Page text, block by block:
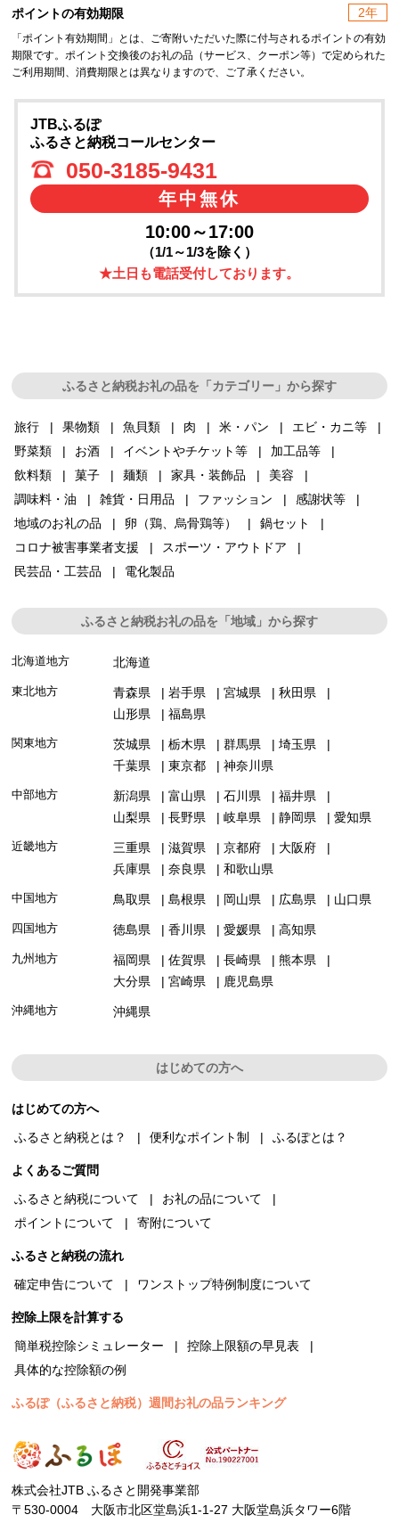
ポイントの有効期限 2年
「ポイント有効期間」とは、ご寄附いただいた際に付与されるポイントの有効
期限です。ポイント交換後のお礼の品（サービス、クーポン等）で定められた
ご利用期間、消費期限とは異なりますので、ご了承ください。
JTBふるぽ
ふるさと納税コールセンター
050-3185-9431
年中無休
10:00～17:00
（1/1～1/3を除く）
★土日も電話受付しております。
ふるさと納税お礼の品を「カテゴリー」から探す
旅行 果物類 魚貝類 肉 米・パン
エビ・カニ等
野菜類
お酒 イベントやチケット等
加工品等
飲料類
菓子 麺類 家具・装飾品
美容
調味料・油
雑貨・日用品 ファッション
感謝状等
地域のお礼の品
卵（鶏、烏骨鶏等）
鍋セット
コロナ被害事業者支援
スポーツ・アウトドア
民芸品・工芸品
電化製品
ふるさと納税お礼の品を「地域」から探す
北海道地方 北海道
東北地方 青森県 岩手県 宮城県
秋田県
山形県
福島県
関東地方 茨城県 栃木県 群馬県
埼玉県
千葉県
東京都 神奈川県
中部地方 新潟県 富山県 石川県
福井県
山梨県
長野県 岐阜県 静岡県 愛知県
近畿地方 三重県 滋賀県 京都府
大阪府
兵庫県
奈良県 和歌山県
中国地方 鳥取県 島根県 岡山県 広島県 山口県
四国地方 徳島県 香川県 愛媛県 高知県
九州地方 福岡県 佐賀県 長崎県
熊本県
大分県
宮崎県 鹿児島県
沖縄地方 沖縄県
はじめての方へ
はじめての方へ
ふるさと納税とは？
便利なポイント制 ふるぽとは？
よくあるご質問
ふるさと納税について
お礼の品について
ポイントについて
寄附について
ふるさと納税の流れ
確定申告について
ワンストップ特例制度について
控除上限を計算する
簡単税控除シミュレーター
控除上限額の早見表
具体的な控除額の例
ふるぽ（ふるさと納税）週間お礼の品ランキング
株式会社JTB ふるさと開発事業部
〒530-0004 大阪市北区堂島浜1-1-27 大阪堂島浜タワー6階